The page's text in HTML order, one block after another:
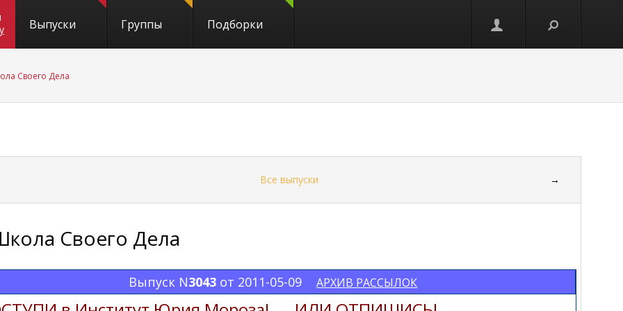
Выпуски Группы Подборки
Своего Дела
Все выпуски →
Своего Дела
Выпуск N3043 от 2011-05-09 АРХИВ РАССЫЛОК